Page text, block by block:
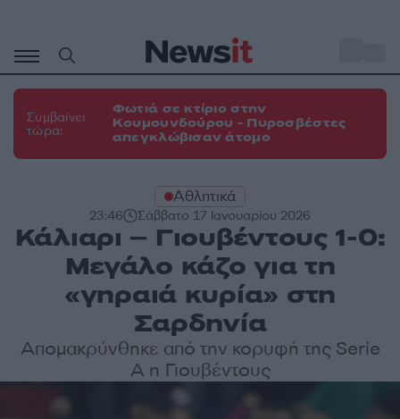
περιεχόμενο
Συμβαίνει
τώρα:
Φωτιά σε κτίριο στην
Κουμουνδούρου - Πυροσβέστες
απεγκλώβισαν άτομο
Αθλητικά
23:46 Σάββατο 17 Ιανουαρίου 2026
Κάλιαρι – Γιουβέντους 1-0:
Μεγάλο κάζο για τη
«γηραιά κυρία» στη
Σαρδηνία
Απομακρύνθηκε από την κορυφή της Serie
A η Γιουβέντους